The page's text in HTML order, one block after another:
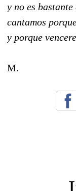
y no es
cantamos
y porque
M.